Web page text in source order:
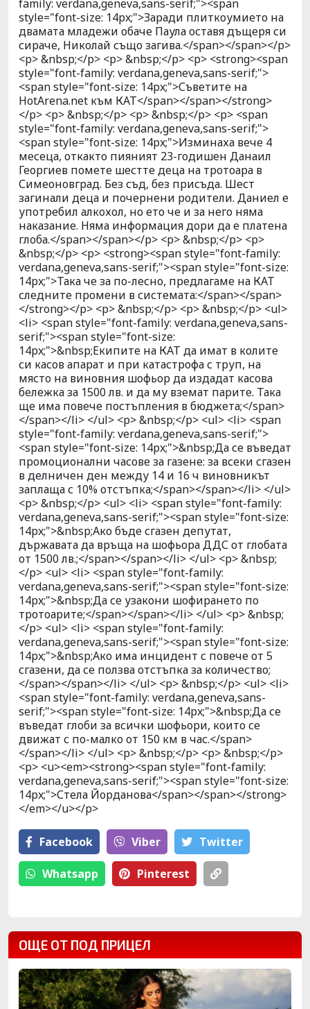
family: verdana,geneva,sans-serif;"><span
style="font-size: 14px;">Заради плиткоумието на
двамата младежи обаче Паула оставя дъщеря си
сираче, Николай също загива.</span></span></p>
<p> &nbsp;</p> <p> &nbsp;</p> <p> <strong><span
style="font-family: verdana,geneva,sans-serif;">
<span style="font-size: 14px;">Съветите на
HotArena.net към КАТ</span></span></strong>
</p> <p> &nbsp;</p> <p> &nbsp;</p> <p> <span
style="font-family: verdana,geneva,sans-serif;">
<span style="font-size: 14px;">Изминаха вече 4
месеца, откакто пияният 23-годишен Данаил
Георгиев помете шестте деца на тротоара в
Симеоновград. Без съд, без присъда. Шест
загинали деца и почернени родители. Даниел е
употребил алкохол, но ето че и за него няма
наказание. Няма информация дори да е платена
глоба.</span></span></p> <p> &nbsp;</p> <p>
&nbsp;</p> <p> <strong><span style="font-family:
verdana,geneva,sans-serif;"><span style="font-size:
14px;">Така че за по-лесно, предлагаме на КАТ
следните промени в системата:</span></span>
</strong></p> <p> &nbsp;</p> <p> &nbsp;</p> <ul>
<li> <span style="font-family: verdana,geneva,sans-
serif;"><span style="font-size:
14px;">&nbsp;Екипите на КАТ да имат в колите
си касов апарат и при катастрофа с труп, на
място на виновния шофьор да издадат касова
бележка за 1500 лв. и да му вземат парите. Така
ще има повече постъпления в бюджета;</span>
</span></li> </ul> <p> &nbsp;</p> <ul> <li> <span
style="font-family: verdana,geneva,sans-serif;">
<span style="font-size: 14px;">&nbsp;Да се въведат
промоционални часове за газене: за всеки сгазен
в делничен ден между 14 и 16 ч виновникът
заплаща с 10% отстъпка;</span></span></li> </ul>
<p> &nbsp;</p> <ul> <li> <span style="font-family:
verdana,geneva,sans-serif;"><span style="font-size:
14px;">&nbsp;Ако бъде сгазен депутат,
държавата да връща на шофьора ДДС от глобата
от 1500 лв.;</span></span></li> </ul> <p> &nbsp;
</p> <ul> <li> <span style="font-family:
verdana,geneva,sans-serif;"><span style="font-size:
14px;">&nbsp;Да се узакони шофирането по
тротоарите;</span></span></li> </ul> <p> &nbsp;
</p> <ul> <li> <span style="font-family:
verdana,geneva,sans-serif;"><span style="font-size:
14px;">&nbsp;Ако има инцидент с повече от 5
сгазени, да се ползва отстъпка за количество;
</span></span></li> </ul> <p> &nbsp;</p> <ul> <li>
<span style="font-family: verdana,geneva,sans-
serif;"><span style="font-size: 14px;">&nbsp;Да се
въведат глоби за всички шофьори, които се
движат с по-малко от 150 км в час.</span>
</span></li> </ul> <p> &nbsp;</p> <p> &nbsp;</p>
<p> <u><em><strong><span style="font-family:
verdana,geneva,sans-serif;"><span style="font-size:
14px;">Стела Йорданова</span></span></strong>
</em></u></p>
Facebook Viber Тwitter
Whatsapp Pinterest
ОЩЕ ОТ ПОД ПРИЦЕЛ